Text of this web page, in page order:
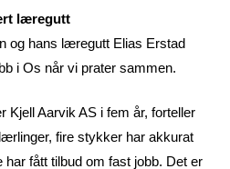
læregutt
og hans læregutt Elias Erstad
i Os når vi prater sammen.
Kjell Aarvik AS i fem år, forteller
fire stykker har akkurat
har fått tilbud om fast jobb. Det er